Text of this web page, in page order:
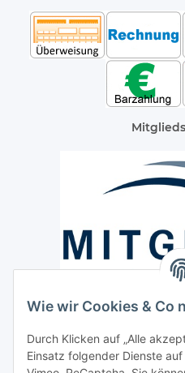
Wie wir Cookies & Co
Durch Klicken auf „Alle
Einsatz folgender Dienste
Paketdienst und